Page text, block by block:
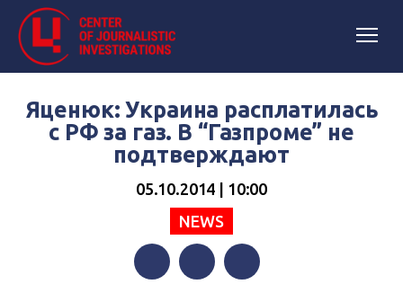
Яценюк: Украина расплатилась
с РФ за газ. В “Газпроме” не
подтверждают
05.10.2014 | 10:00
NEWS